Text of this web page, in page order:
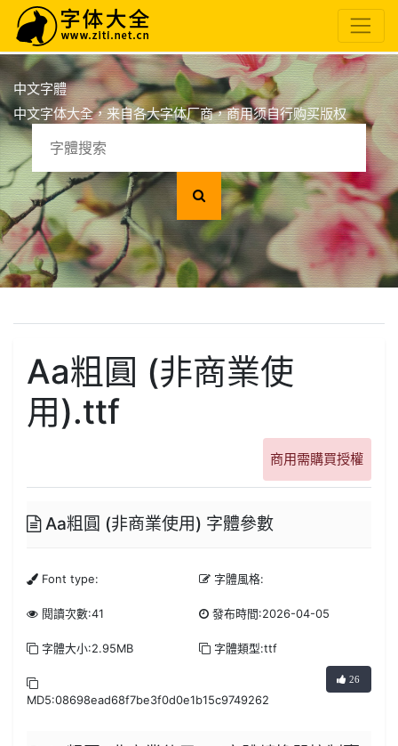
中文字體
中文字体大全，来自各大字体厂商，商用须自行购买版权
Aa粗圓 (非商業使
用).ttf
商用需購買授權
Aa粗圓 (非商業使用) 字體參數
Font type: 字體風格:
閱讀次數:41 發布時間:2026-04-05
字體大小:2.95MB 字體類型:ttf
MD5:08698ead68f7be3f0d0e1b15c9749262
26